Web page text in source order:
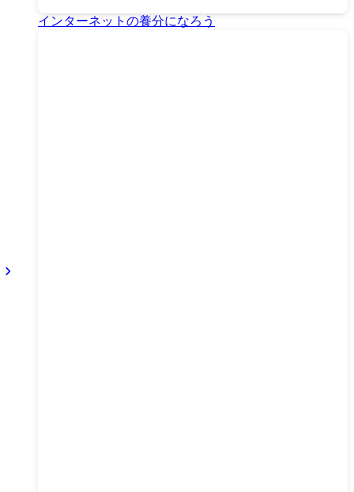
インターネットの養分になろう